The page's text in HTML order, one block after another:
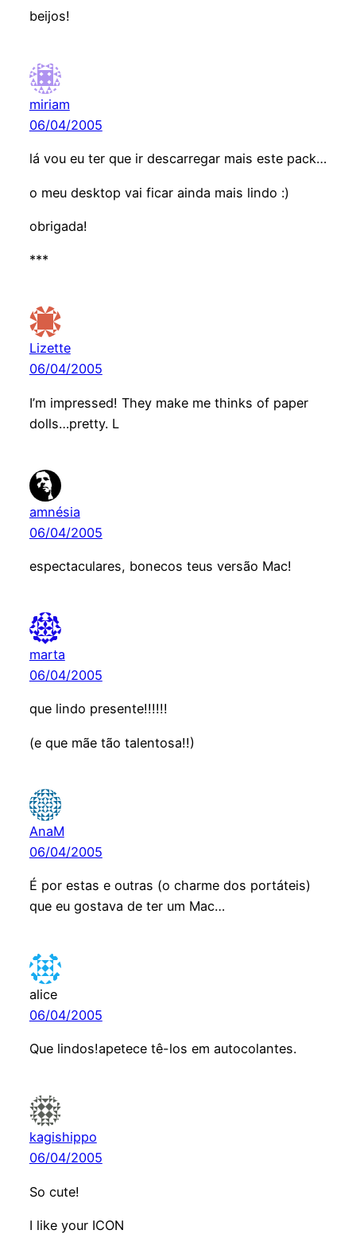
beijos!
miriam
06/04/2005
lá vou eu ter que ir descarregar mais este pack…
o meu desktop vai ficar ainda mais lindo :)
obrigada!
***
Lizette
06/04/2005
I’m impressed! They make me thinks of paper
dolls…pretty. L
amnésia
06/04/2005
espectaculares, bonecos teus versão Mac!
marta
06/04/2005
que lindo presente!!!!!!
(e que mãe tão talentosa!!)
AnaM
06/04/2005
É por estas e outras (o charme dos portáteis)
que eu gostava de ter um Mac…
alice
06/04/2005
Que lindos!apetece tê-los em autocolantes.
kagishippo
06/04/2005
So cute!
I like your ICON